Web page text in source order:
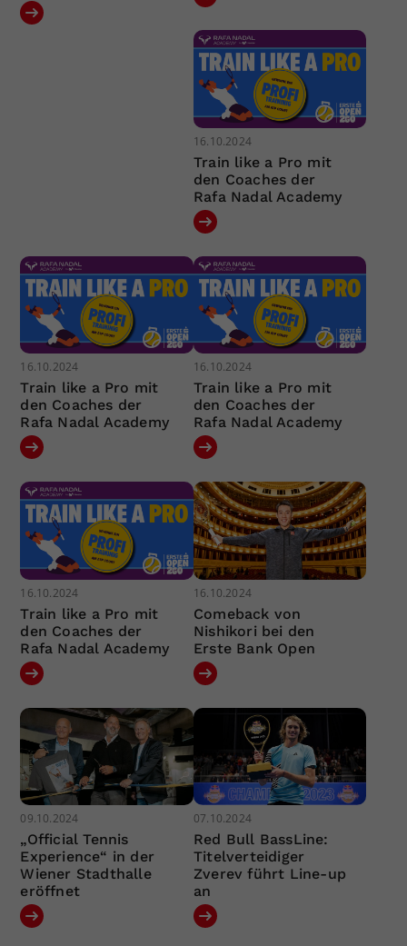
16.10.2024
Train like a Pro mit
den Coaches der
Rafa Nadal Academy
16.10.2024
Train like a Pro mit
den Coaches der
Rafa Nadal Academy
16.10.2024
Train like a Pro mit
den Coaches der
Rafa Nadal Academy
16.10.2024
Train like a Pro mit
den Coaches der
Rafa Nadal Academy
16.10.2024
Comeback von
Nishikori bei den
Erste Bank Open
09.10.2024
„Official Tennis
Experience“ in der
Wiener Stadthalle
eröffnet
07.10.2024
Red Bull BassLine:
Titelverteidiger
Zverev führt Line-up
an